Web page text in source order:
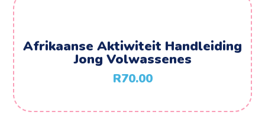
Afrikaanse Aktiwiteit Handleiding
Jong Volwassenes
R70.00